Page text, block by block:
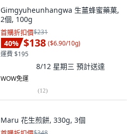
Gimgyuheunhangwa 生薑蜂蜜藥菓,
2個, 100g
首購折扣價$231
40% $138 ($6.90/10g)
運費 $195
8/12 星期三 預計送達
WOW免運
(12)
Maru 花生煎餅, 330g, 3個